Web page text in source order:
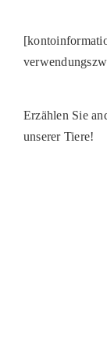
Erzählen Sie
unserer Tiere!